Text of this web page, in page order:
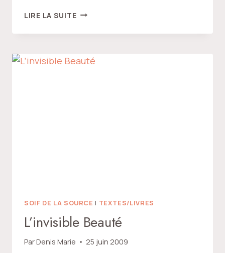
LIRE LA SUITE“QUI
JE
SOIF DE LA SOURCE | TEXTES/LIVRES
L’invisible Beauté
ParDenis Marie 25 juin 2009